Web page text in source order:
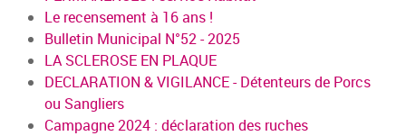
Le recensement à 16 ans !
Bulletin Municipal N°52 - 2025
LA SCLEROSE EN PLAQUE
DECLARATION & VIGILANCE - Détenteurs de Porcs
ou Sangliers
Campagne 2024 : déclaration des ruches